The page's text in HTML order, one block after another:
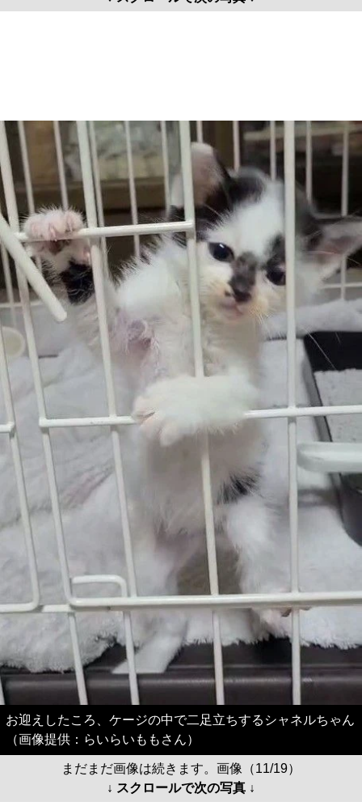
お迎えしたころ、ケージの中で二足立ちするシャネルちゃん
（画像提供：らいらいももさん）
まだまだ画像は続きます。画像（11/19）
↓ スクロールで次の写真 ↓